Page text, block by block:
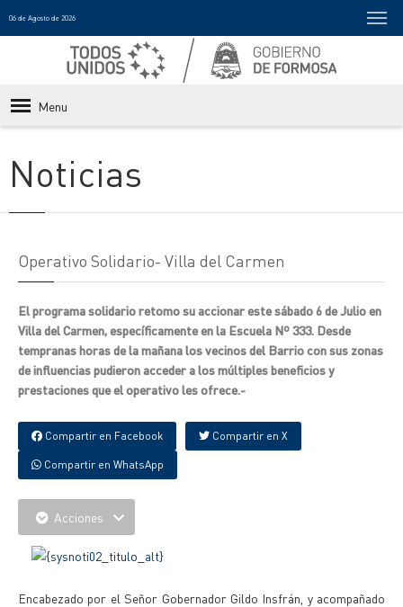
06 de Agosto de 2026
Menu
Noticias
Operativo Solidario- Villa del Carmen
El programa solidario retomo su accionar este sábado 6 de Julio en
Villa del Carmen, específicamente en la Escuela Nº 333. Desde
tempranas horas de la mañana los vecinos del Barrio con sus zonas
de influencias pudieron acceder a los múltiples beneficios y
prestaciones que el operativo les ofrece.-
Compartir en Facebook Compartir en X
Compartir en WhatsApp
Acciones
Encabezado por el Señor Gobernador Gildo Insfrán, y acompañado